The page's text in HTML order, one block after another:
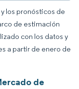
los pronósticos de
de estimación
con los datos y
a partir de enero de
de